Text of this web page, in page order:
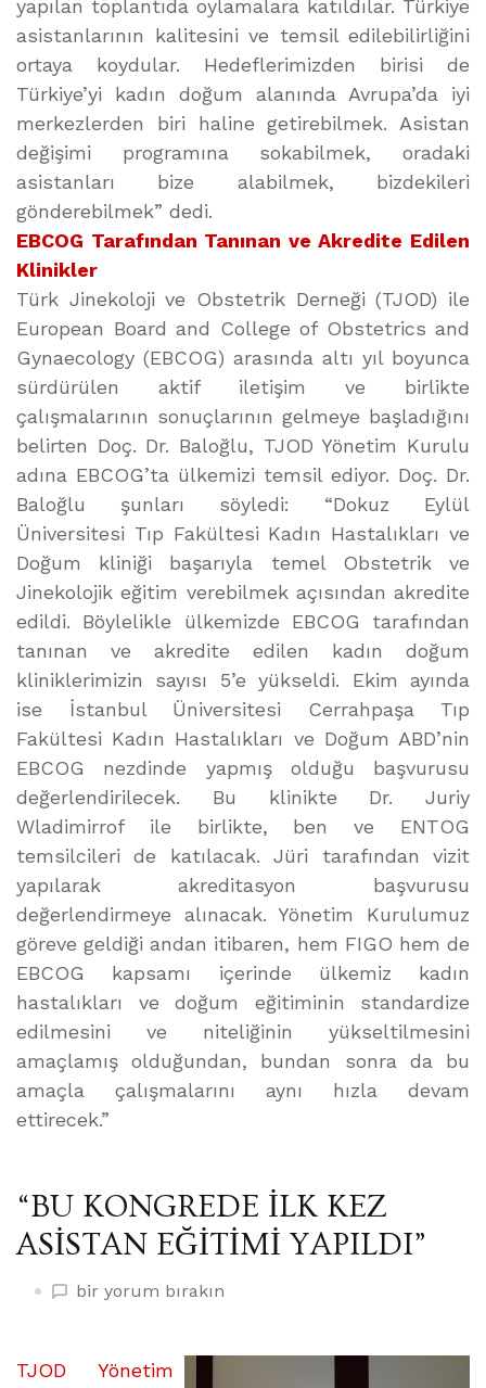
yapılan toplantıda oylamalara katıldılar. Türkiye
asistanlarının kalitesini ve temsil edilebilirliğini
ortaya koydular. Hedeflerimizden birisi de
Türkiye’yi kadın doğum alanında Avrupa’da iyi
merkezlerden biri haline getirebilmek. Asistan
değişimi programına sokabilmek, oradaki
asistanları bize alabilmek, bizdekileri
gönderebilmek” dedi.
EBCOG Tarafından Tanınan ve Akredite Edilen
Klinikler
Türk Jinekoloji ve Obstetrik Derneği (TJOD) ile
European Board and College of Obstetrics and
Gynaecology (EBCOG) arasında altı yıl boyunca
sürdürülen aktif iletişim ve birlikte
çalışmalarının sonuçlarının gelmeye başladığını
belirten Doç. Dr. Baloğlu, TJOD Yönetim Kurulu
adına EBCOG’ta ülkemizi temsil ediyor. Doç. Dr.
Baloğlu şunları söyledi: “Dokuz Eylül
Üniversitesi Tıp Fakültesi Kadın Hastalıkları ve
Doğum kliniği başarıyla temel Obstetrik ve
Jinekolojik eğitim verebilmek açısından akredite
edildi. Böylelikle ülkemizde EBCOG tarafından
tanınan ve akredite edilen kadın doğum
kliniklerimizin sayısı 5’e yükseldi. Ekim ayında
ise İstanbul Üniversitesi Cerrahpaşa Tıp
Fakültesi Kadın Hastalıkları ve Doğum ABD’nin
EBCOG nezdinde yapmış olduğu başvurusu
değerlendirilecek. Bu klinikte Dr. Juriy
Wladimirrof ile birlikte, ben ve ENTOG
temsilcileri de katılacak. Jüri tarafından vizit
yapılarak akreditasyon başvurusu
değerlendirmeye alınacak. Yönetim Kurulumuz
göreve geldiği andan itibaren, hem FIGO hem de
EBCOG kapsamı içerinde ülkemiz kadın
hastalıkları ve doğum eğitiminin standardize
edilmesini ve niteliğinin yükseltilmesini
amaçlamış olduğundan, bundan sonra da bu
amaçla çalışmalarını aynı hızla devam
ettirecek.”
“BU KONGREDE İLK KEZ
ASİSTAN EĞİTİMİ YAPILDI”
“BU
KEZ
bir yorum bırakın
TJOD Yönetim